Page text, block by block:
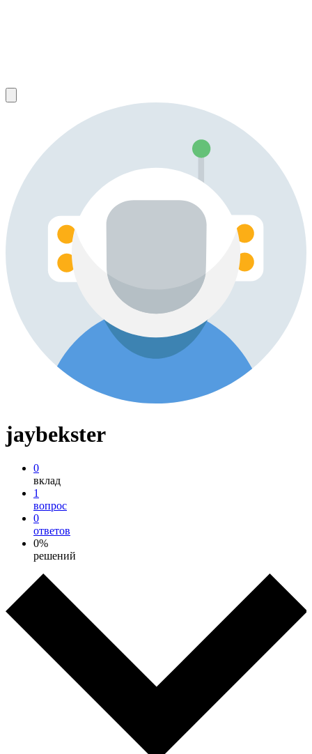
jaybekster
0
вклад
1
вопрос
0
ответов
0%
решений